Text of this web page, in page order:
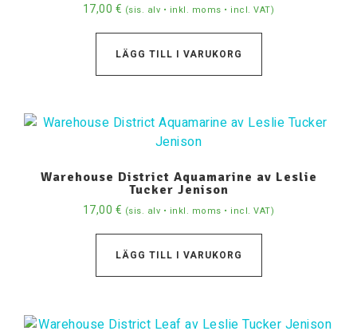
17,00 € (sis. alv • inkl. moms • incl. VAT)
LÄGG TILL I VARUKORG
Warehouse District Aquamarine av Leslie
Tucker Jenison
17,00 € (sis. alv • inkl. moms • incl. VAT)
LÄGG TILL I VARUKORG